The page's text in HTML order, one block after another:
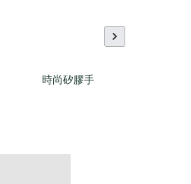
時尚矽膠手環（基本/麻花/菱紋